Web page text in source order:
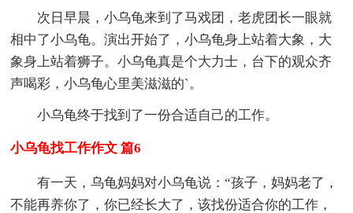
次日早晨，小乌龟来到了马戏团，老虎团长一眼就
相中了小乌龟。演出开始了，小乌龟身上站着大象，大
象身上站着狮子。小乌龟真是个大力士，台下的观众齐
声喝彩，小乌龟心里美滋滋的`。
小乌龟终于找到了一份合适自己的工作。
小乌龟找工作作文 篇6
有一天，乌龟妈妈对小乌龟说：“孩子，妈妈老了，
不能再养你了，你已经长大了，该找份适合你的工作，